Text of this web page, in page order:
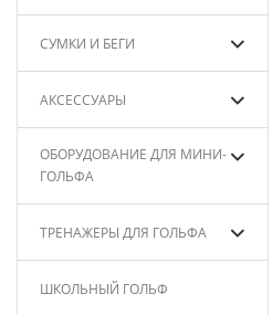
СУМКИ И БЕГИ
АКСЕССУАРЫ
ОБОРУДОВАНИЕ ДЛЯ МИНИ-
ГОЛЬФА
ТРЕНАЖЕРЫ ДЛЯ ГОЛЬФА
ШКОЛЬНЫЙ ГОЛЬФ